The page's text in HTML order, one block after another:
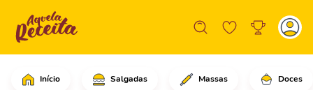
Início Salgadas Massas Doces